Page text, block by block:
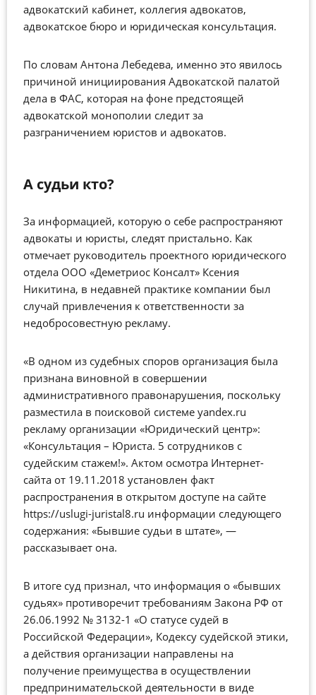
адвокатский кабинет, коллегия адвокатов,
адвокатское бюро и юридическая консультация.
По словам Антона Лебедева, именно это явилось
причиной инициирования Адвокатской палатой
дела в ФАС, которая на фоне предстоящей
адвокатской монополии следит за
разграничением юристов и адвокатов.
А судьи кто?
За информацией, которую о себе распространяют
адвокаты и юристы, следят пристально. Как
отмечает руководитель проектного юридического
отдела ООО «Деметриос Консалт» Ксения
Никитина, в недавней практике компании был
случай привлечения к ответственности за
недобросовестную рекламу.
«В одном из судебных споров организация была
признана виновной в совершении
административного правонарушения, поскольку
разместила в поисковой системе yandex.ru
рекламу организации «Юридический центр»:
«Консультация – Юриста. 5 сотрудников с
судейским стажем!». Актом осмотра Интернет-
сайта от 19.11.2018 установлен факт
распространения в открытом доступе на сайте
https://uslugi-juristal8.ru информации следующего
содержания: «Бывшие судьи в штате», —
рассказывает она.
В итоге суд признал, что информация о «бывших
судьях» противоречит требованиям Закона РФ от
26.06.1992 № 3132-1 «О статусе судей в
Российской Федерации», Кодексу судейской этики,
а действия организации направлены на
получение преимущества в осуществлении
предпринимательской деятельности в виде